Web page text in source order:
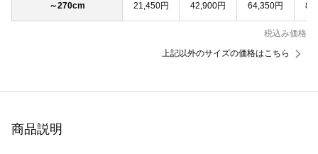
～270cm 21,450円 42,900円 64,350円
税込み価格
上記以外のサイズの価格はこちら
商品説明